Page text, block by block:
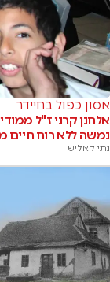
אסון כפול בחיידר
אלחנן קרני ז"ל
נמשה ללא רוח חיים
נתי קאליש